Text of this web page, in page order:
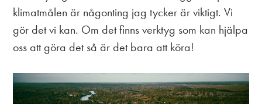
klimatmålen är någonting jag tycker är viktigt. Vi
gör det vi kan. Om det finns verktyg som kan hjälpa
oss att göra det så är det bara att köra!